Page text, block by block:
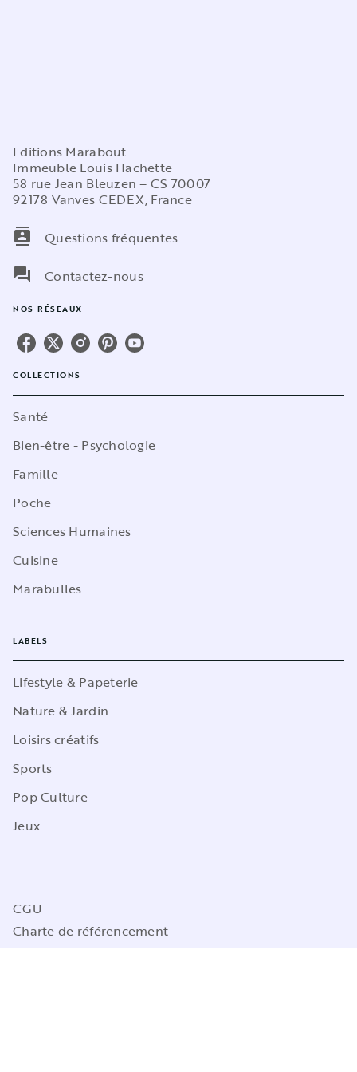
Editions Marabout
Immeuble Louis Hachette
58 rue Jean Bleuzen – CS 70007
92178 Vanves CEDEX, France
contacts
Questions fréquentes
question_answer
Contactez-nous
NOS RÉSEAUX
COLLECTIONS
Santé
Bien-être - Psychologie
Famille
Poche
Sciences Humaines
Cuisine
Marabulles
LABELS
Lifestyle & Papeterie
Nature & Jardin
Loisirs créatifs
Sports
Pop Culture
Jeux
CGU
Charte de référencement